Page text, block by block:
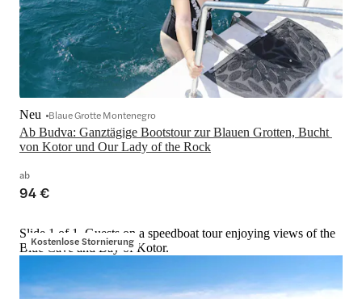
Ab Budva: Ganztägige Bootstour zur Blauen Grotten, Bucht
von Kotor und Our Lady of the Rock
Neu Blaue Grotte Montenegro
ab
94 €
Kostenlose Stornierung
Slide 1 of 1, Guests on a speedboat tour enjoying views of the
Blue Cave and Bay of Kotor.